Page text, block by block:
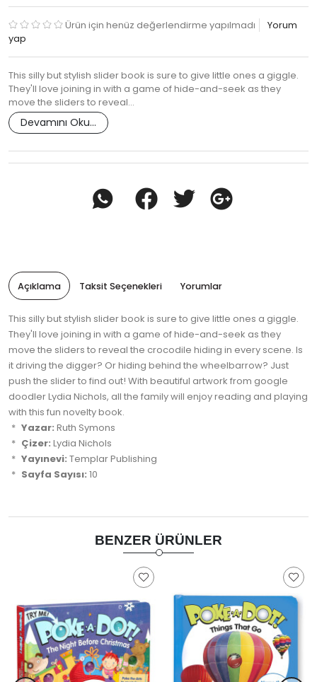
Ürün için henüz değerlendirme yapılmadı
Yorum
yap
This silly but stylish slider book is sure to give little ones a giggle.
They'll love joining in with a game of hide-and-seek as they
move the sliders to reveal…
Devamını Oku...
Açıklama Taksit Seçenekleri Yorumlar
This silly but stylish slider book is sure to give little ones a giggle.
They'll love joining in with a game of hide-and-seek as they
move the sliders to reveal the crocodile hiding in every scene. Is
it driving the digger? Or hiding behind the wheelbarrow? Just
push the slider to find out! With beautiful artwork from google
doodler Lydia Nichols, all the family will enjoy reading and playing
with this fun novelty book.
Yazar: Ruth Symons
Çizer: Lydia Nichols
Yayınevi: Templar Publishing
Sayfa Sayısı: 10
BENZER ÜRÜNLER